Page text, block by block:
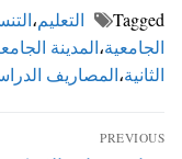
Tagged التعليم،
الجامعية،المدينة
الثانية،المصاريف
تصفّح
PREVIOUS